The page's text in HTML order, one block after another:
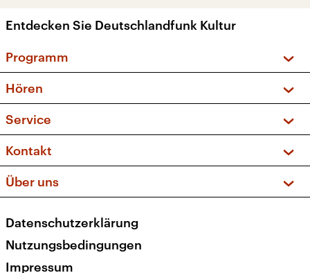
Entdecken Sie Deutschlandfunk Kultur
Programm
Sendungen und Podcasts
Musikliste
Kakadu – Das Kinderprogramm
Hören
Frequenzen (UKW + DAB+)
Service
FAQ
Apps
Newsletter
Veranstaltungen
Kontakt
Social Media
Über uns
Presse
Karriere
Datenschutzerklärung
Nutzungsbedingungen
Impressum